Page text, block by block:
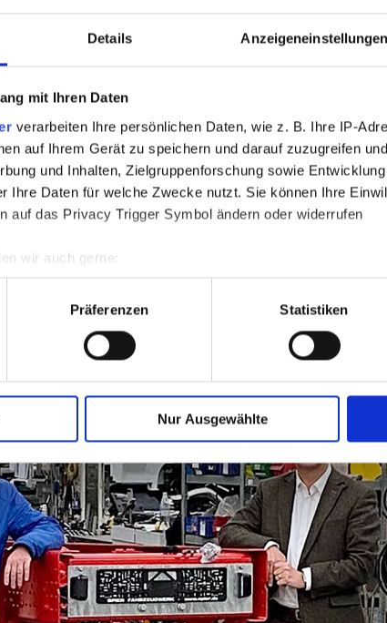
Details Anzeigeneinstellungen
mit Ihren Daten
verarbeiten Ihre persönlichen Daten, wie z. B. Ihre IP-
auf Ihrem Gerät zu speichern und darauf zuzugreifen
und Inhalten, Zielgruppenforschung sowie
Ihre Daten für welche Zwecke nutzt. Sie können Ihre
auf das Privacy Trigger Symbol ändern oder widerrufen
wir auch gerne:
geografische Lage erfassen, welche bis auf einige Meter
Scannen nach bestimmten Merkmalen (Fingerprinting)
Ihre persönlichen Daten verarbeitet werden, und legen
und weitere Funktionen Wir, die SPIER GmbH &
Cookies und Funktionen. Dadurch werden Inhalte und
Zugriffe auf unserer Webseite analysiert. Weiterhin
an unsere Partner für Social Media, Werbung sowie
USA. Möglicherweise werden diese Informationen durch
Ihrer Nutzung gesammelt wurden. Hinweis auf
durch Google, Facebook, LinkedIn, Twitter, Youtube:
gem. Art. 49 Abs. 1 S. 1 lt. a DSGVO ein, dass Ihre Daten
Gerichtshof als ein Land mit einem nach EU-
Es besteht insbesondere das Risiko, dass Ihre Daten
Präferenzen Statistiken
Nur Ausgewählte